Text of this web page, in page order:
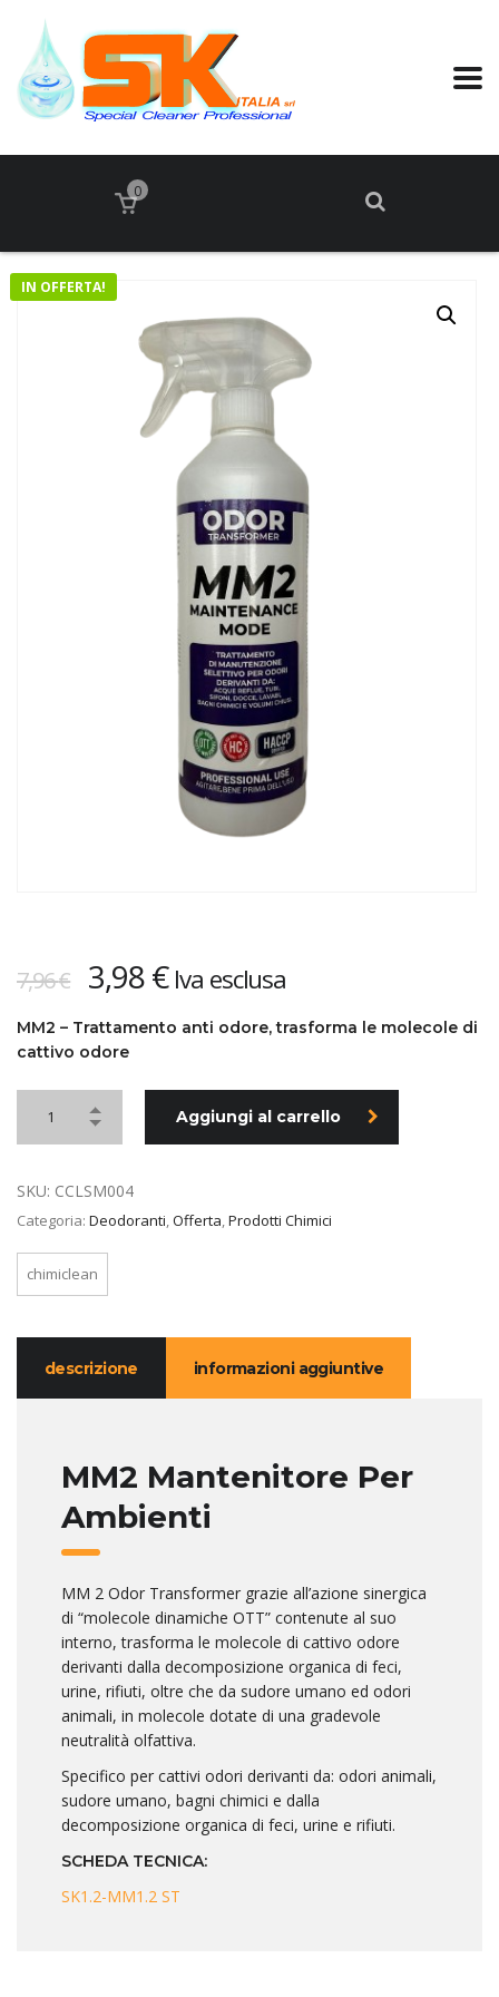
0
IN OFFERTA!
7,96€ Il
prezzo
originale
era:
7,96 €.
3,98€Il
attuale
3,98 €.
Iva esclusa
MM2 – Trattamento anti odore, trasforma le molecole di
cattivo odore
Aggiungi al carrello
SKU: CCLSM004
Categoria: Deodoranti,Offerta,Prodotti Chimici
chimiclean
descrizione informazioni aggiuntive
MM2 Mantenitore Per
Ambienti
MM 2 Odor Transformer grazie all’azione sinergica
di “molecole dinamiche OTT” contenute al suo
interno, trasforma le molecole di cattivo odore
derivanti dalla decomposizione organica di feci,
urine, rifiuti, oltre che da sudore umano ed odori
animali, in molecole dotate di una gradevole
neutralità olfattiva.
Specifico per cattivi odori derivanti da: odori animali,
sudore umano, bagni chimici e dalla
decomposizione organica di feci, urine e rifiuti.
SCHEDA TECNICA:
SK1.2-MM1.2 ST